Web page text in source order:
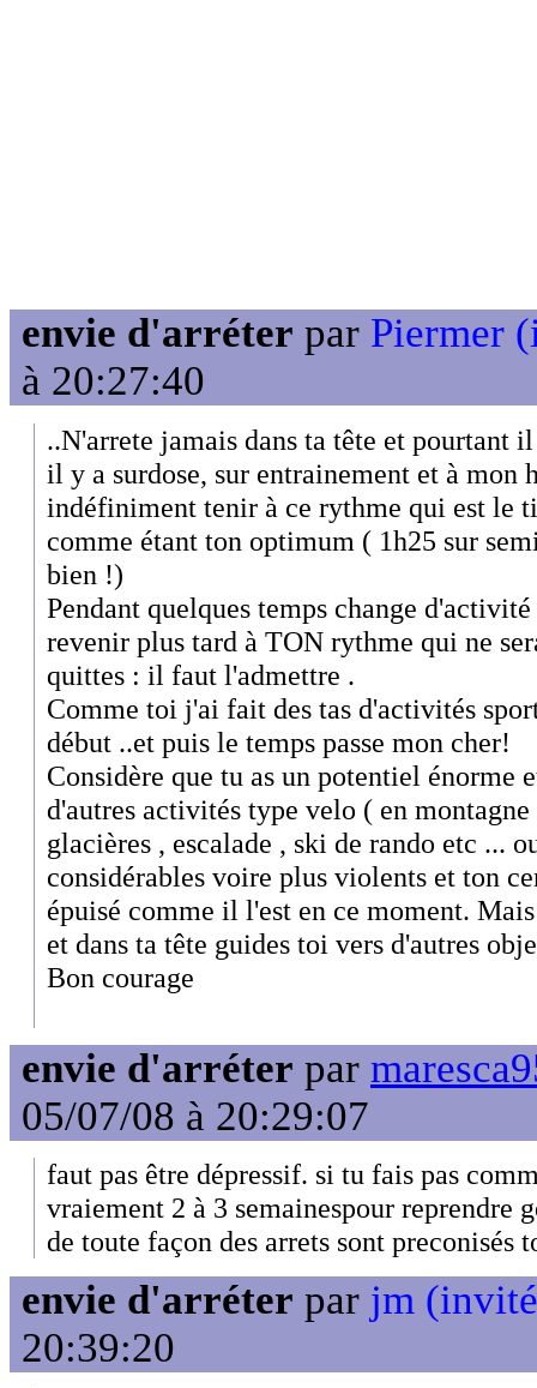
envie d'arréter par Piermer
à 20:27:40
..N'arrete jamais dans ta tête et pourtant
il y a surdose, sur entrainement et à mon
indéfiniment tenir à ce rythme qui est le
comme étant ton optimum ( 1h25 sur
bien !)
Pendant quelques temps change
revenir plus tard à TON rythme qui ne
quittes : il faut l'admettre .
Comme toi j'ai fait des tas d'activités
début ..et puis le temps passe mon cher!
Considère que tu as un potentiel énorme
d'autres activités type velo ( en
glacières , escalade , ski de rando etc ...
considérables voire plus violents et ton
épuisé comme il l'est en ce moment.
et dans ta tête guides toi vers d'autres
Bon courage
envie d'arréter par
05/07/08 à 20:29:07
faut pas être dépressif. si tu fais pas
vraiement 2 à 3 semainespour reprendre
de toute façon des arrets sont preconisés
envie d'arréter par jm
20:39:20